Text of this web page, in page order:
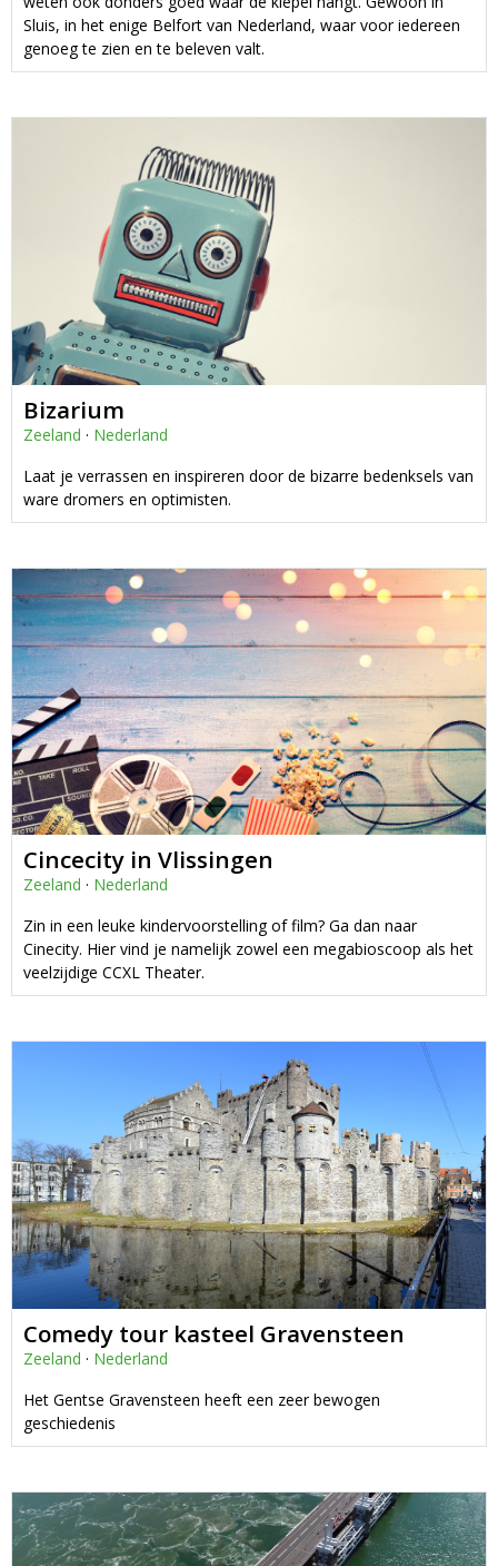
Sluis, in het enige Belfort van Nederland, waar voor iedereen
genoeg te zien en te beleven valt.
Bizarium
Zeeland · Nederland
Laat je verrassen en inspireren door de bizarre bedenksels van
ware dromers en optimisten.
Cincecity in Vlissingen
Zeeland · Nederland
Zin in een leuke kindervoorstelling of film? Ga dan naar
Cinecity. Hier vind je namelijk zowel een megabioscoop als het
veelzijdige CCXL Theater.
Comedy tour kasteel Gravensteen
Zeeland · Nederland
Het Gentse Gravensteen heeft een zeer bewogen
geschiedenis